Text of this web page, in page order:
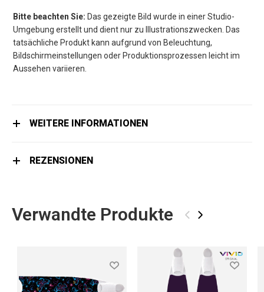
Bitte beachten Sie: Das gezeigte Bild wurde in einer Studio-
Umgebung erstellt und dient nur zu Illustrationszwecken. Das
tatsächliche Produkt kann aufgrund von Beleuchtung,
Bildschirmeinstellungen oder Produktionsprozessen leicht im
Aussehen variieren.
WEITERE INFORMATIONEN
REZENSIONEN
Verwandte Produkte ‹ ›